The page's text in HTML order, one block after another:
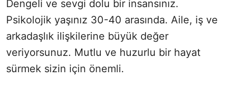
Dengeli ve sevgi dolu bir insansınız.
Psikolojik yaşınız 30-40 arasında. Aile, iş ve
arkadaşlık ilişkilerine büyük değer
veriyorsunuz. Mutlu ve huzurlu bir hayat
sürmek sizin için önemli.